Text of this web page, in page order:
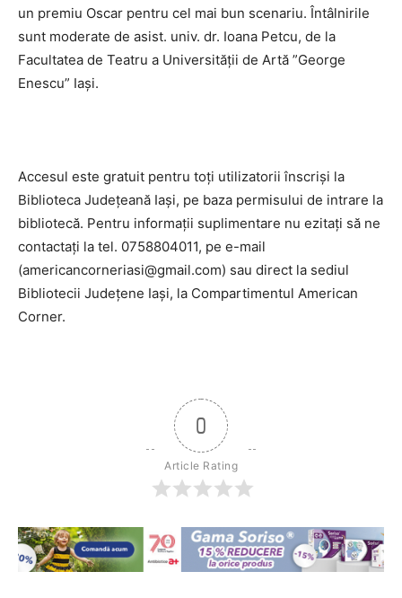
un premiu Oscar pentru cel mai bun scenariu. Întâlnirile
sunt moderate de asist. univ. dr. Ioana Petcu, de la
Facultatea de Teatru a Universităţii de Artă ”George
Enescu” Iaşi.
Accesul este gratuit pentru toţi utilizatorii înscrişi la
Biblioteca Judeţeană Iaşi, pe baza permisului de intrare la
bibliotecă. Pentru informaţii suplimentare nu ezitaţi să ne
contactaţi la tel. 0758804011, pe e-mail
(americancorneriasi@gmail.com) sau direct la sediul
Bibliotecii Judeţene Iaşi, la Compartimentul American
Corner.
0
Article Rating